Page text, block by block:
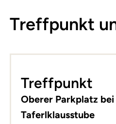
Treffpunkt
−
Treffpunkt
Oberer Parkplatz
Taferlklausstube